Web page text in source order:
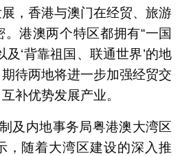
，香港与澳门在经贸、旅游
港澳两个特区都拥有“一国
及‘背靠祖国、联通世界’的地
待两地将进一步加强经贸交
补优势发展产业。
及内地事务局粤港澳大湾区
，随着大湾区建设的深入推